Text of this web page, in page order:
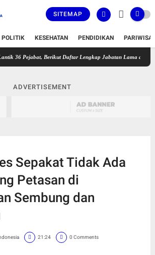
SITEMAP
POLITIK KESEHATAN PENDIDIKAN
Berikut Daftar Lengkap Jabatan Lama dan Jabatan
ADVERTISEMENT
Sepakat Tidak Ada
Petasan di
Sembung dan
21:24 0 Comments